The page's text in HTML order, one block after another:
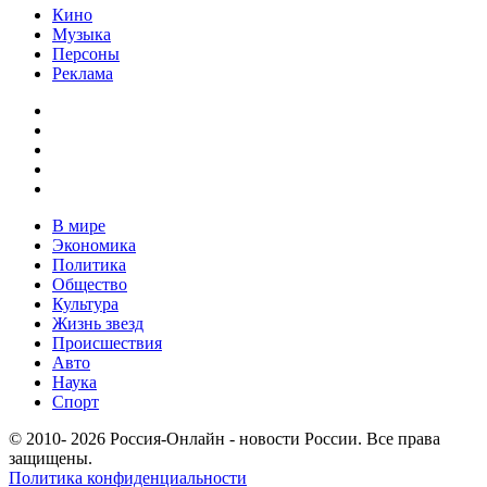
Кино
Музыка
Персоны
Реклама
В мире
Экономика
Политика
Общество
Культура
Жизнь звезд
Происшествия
Авто
Наука
Спорт
© 2010- 2026 Россия-Онлайн - новости России. Все права
защищены.
Политика конфиденциальности